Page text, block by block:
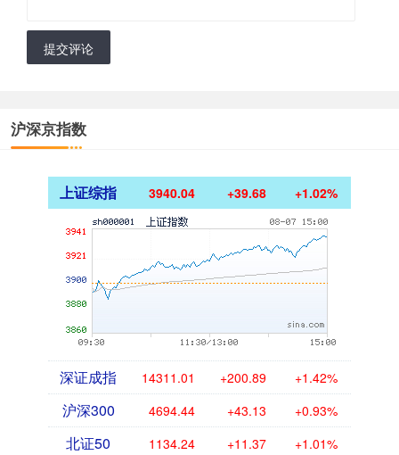
提交评论
沪深京指数
上证综指 3940.04 +39.68 +1.02%
深证成指 14311.01 +200.89 +1.42%
沪深300 4694.44 +43.13 +0.93%
北证50 1134.24 +11.37 +1.01%